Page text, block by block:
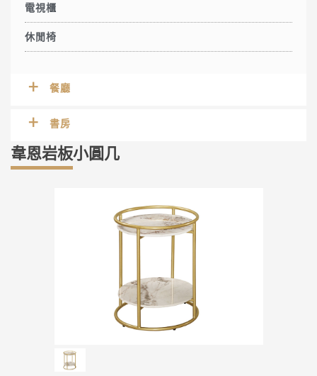
電視櫃
休閒椅
餐廳
書房
韋恩岩板小圓几